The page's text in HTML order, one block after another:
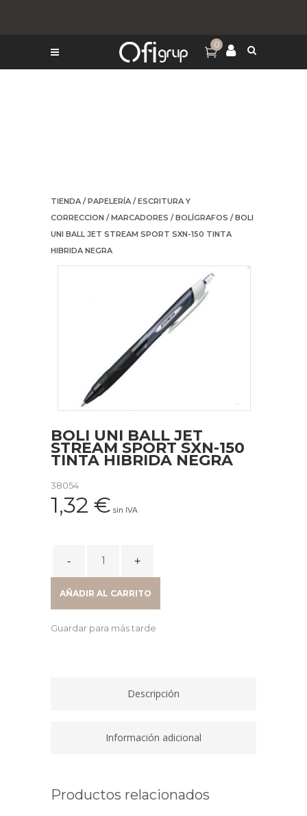
0
TIENDA /PAPELERÍA /ESCRITURA Y
CORRECCION /MARCADORES /BOLÍGRAFOS / BOLI
UNI BALL JET STREAM SPORT SXN-150 TINTA
HIBRIDA NEGRA
BOLI UNI BALL JET
STREAM SPORT SXN-150
TINTA HIBRIDA NEGRA
38054
1,32 € sin IVA
SPORT
AÑADIR AL CARRITO
Guardar para más tarde
Descripción
Información adicional
Productos relacionados